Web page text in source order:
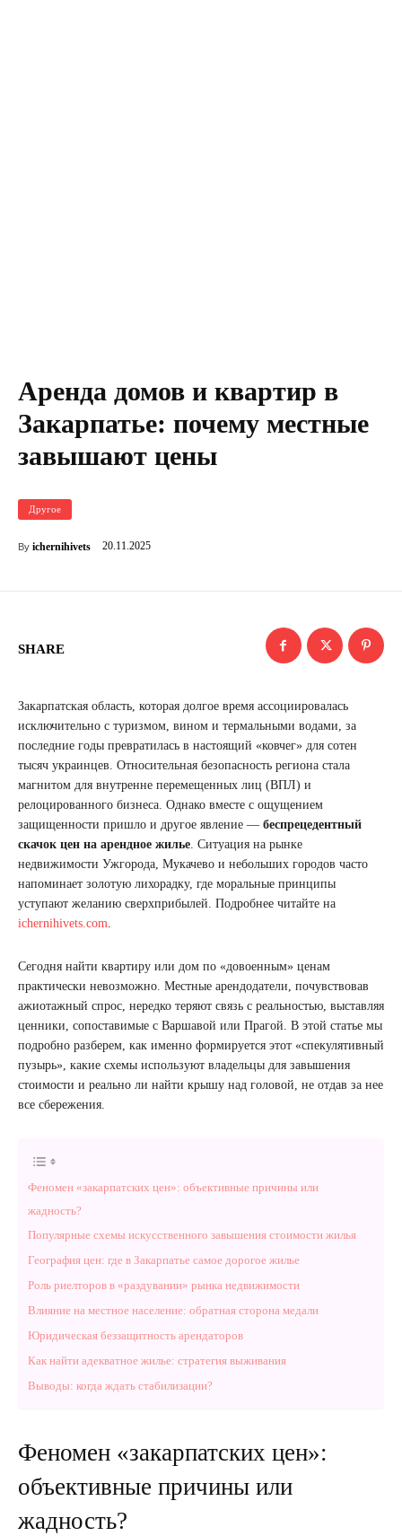
Аренда домов и квартир в
Закарпатье: почему местные
завышают цены
Другое
By ichernihivets 20.11.2025
SHARE
Закарпатская область, которая долгое время ассоциировалась
исключительно с туризмом, вином и термальными водами, за
последние годы превратилась в настоящий «ковчег» для сотен
тысяч украинцев. Относительная безопасность региона стала
магнитом для внутренне перемещенных лиц (ВПЛ) и
релоцированного бизнеса. Однако вместе с ощущением
защищенности пришло и другое явление — беспрецедентный
скачок цен на арендное жилье. Ситуация на рынке
недвижимости Ужгорода, Мукачево и небольших городов часто
напоминает золотую лихорадку, где моральные принципы
уступают желанию сверхприбылей. Подробнее читайте на
ichernihivets.com.
Сегодня найти квартиру или дом по «довоенным» ценам
практически невозможно. Местные арендодатели, почувствовав
ажиотажный спрос, нередко теряют связь с реальностью, выставляя
ценники, сопоставимые с Варшавой или Прагой. В этой статье мы
подробно разберем, как именно формируется этот «спекулятивный
пузырь», какие схемы используют владельцы для завышения
стоимости и реально ли найти крышу над головой, не отдав за нее
все сбережения.
Феномен «закарпатских цен»: объективные причины или
жадность?
Популярные схемы искусственного завышения стоимости жилья
География цен: где в Закарпатье самое дорогое жилье
Роль риелторов в «раздувании» рынка недвижимости
Влияние на местное население: обратная сторона медали
Юридическая беззащитность арендаторов
Как найти адекватное жилье: стратегия выживания
Выводы: когда ждать стабилизации?
Феномен «закарпатских цен»:
объективные причины или
жадность?